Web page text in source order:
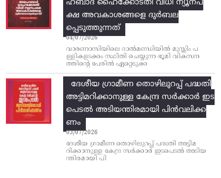
ഹബാദ് ഹൈക്കോടതി വിധി ന്യൂനപ
ക്ഷ അവകാശങ്ങളെ ദുർബല
പ്പെടുത്തുന്നത്
04/07/2026
വാരണാസിയിലെ ദാൽമണ്ഡിയിൽ മുസ്ലിം പ
ള്ളികളടക്കം സ്ഥിതി ചെയ്യുന്ന ഭൂമി വികസന
ത്തിന്റെ പേരിൽ ഏറ്റെടുക്ക
ദേശീയ ഗ്രാമീണ തൊഴിലുറപ്പ്‌ പദ്ധതി
അട്ടിമറിക്കാനുള്ള കേന്ദ്ര സര്‍ക്കാര്‍ ഇട
പെടല്‍ അടിയന്തിരമായി പിന്‍വലിക്ക
ണം
03/07/2026
ദേശീയ ഗ്രാമീണ തൊഴിലുറപ്പ്‌ പദ്ധതി അട്ടിമ
റിക്കാനുള്ള കേന്ദ്ര സര്‍ക്കാര്‍ ഇടപെടല്‍ അടിയ
ന്തിരമായി പി